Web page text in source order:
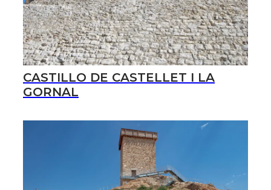
CASTILLO DE CASTELLET I LA
GORNAL